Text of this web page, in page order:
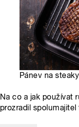
Pánev na
Na co a jak používat
prozradil